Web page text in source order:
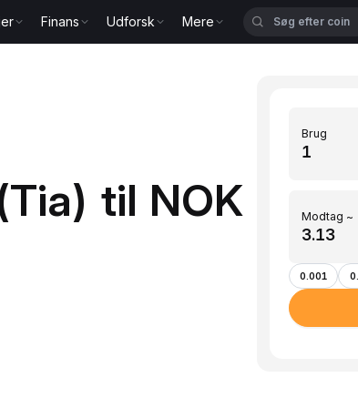
Finans Udforsk Mere
til NOK
Brug
Modtag ~
0.001